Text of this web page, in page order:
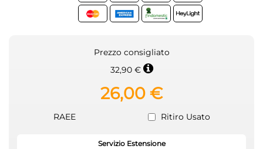
Prezzo consigliato
32,90 €
26,00 €
RAEE Ritiro Usato
Servizio Estensione